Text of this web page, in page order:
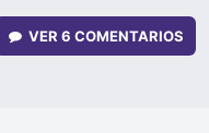
VER 6 COMENTARIOS